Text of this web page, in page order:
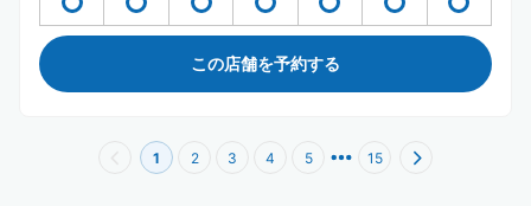
この店舗を予約する
1 2 3 4 5 15